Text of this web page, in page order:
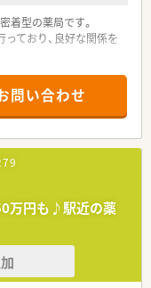
着型の薬局です。
ており、良好な関係を
す。
問い合わせ
万円も♪駅近の薬